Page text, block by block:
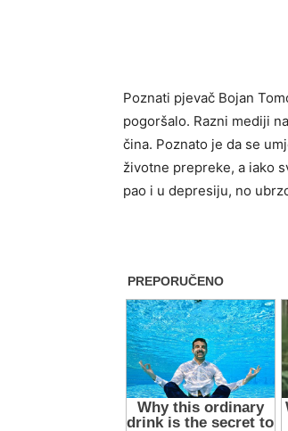
Poznati pjevač Bojan
pogoršalo. Razni mediji
čina. Poznato je da se
životne prepreke, a iako
pao i u depresiju, no